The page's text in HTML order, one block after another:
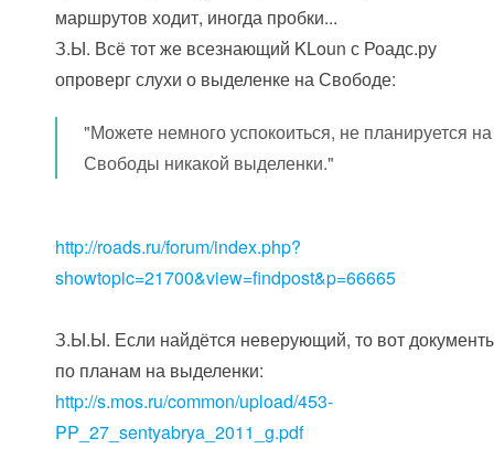
маршрутов ходит, иногда пробки...
З.Ы. Всё тот же всезнающий KLoun с Роадс.ру
опроверг слухи о выделенке на Свободе:
"Можете немного успокоиться, не планируется на
Свободы никакой выделенки."
http://roads.ru/forum/index.php?
showtopic=21700&view=findpost&p=66665
З.Ы.Ы. Если найдётся неверующий, то вот
по планам на выделенки:
http://s.mos.ru/common/upload/453-
PP_27_sentyabrya_2011_g.pdf